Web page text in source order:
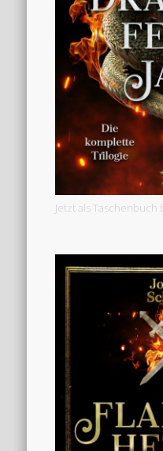
Jetzt als Taschenbuch